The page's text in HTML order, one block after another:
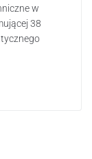
w
38